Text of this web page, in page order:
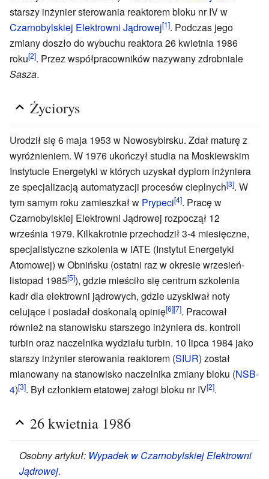
starszy inżynier sterowania reaktorem bloku nr IV w
Czarnobylskiej Elektrowni Jądrowej[1]. Podczas jego
zmiany doszło do wybuchu reaktora 26 kwietnia 1986
roku[2]. Przez współpracowników nazywany zdrobniale
Sasza.
Życiorys
Urodził się 6 maja 1953 w Nowosybirsku. Zdał maturę z
wyróżnieniem. W 1976 ukończył studia na Moskiewskim
Instytucie Energetyki w których uzyskał dyplom inżyniera
ze specjalizacją automatyzacji procesów cieplnych[3]. W
tym samym roku zamieszkał w Prypeci[4]. Pracę w
Czarnobylskiej Elektrowni Jądrowej rozpoczął 12
września 1979. Kilkakrotnie przechodził 3-4 miesięczne,
specjalistyczne szkolenia w IATE (Instytut Energetyki
Atomowej) w Obnińsku (ostatni raz w okresie wrzesień-
listopad 1985[5]), gdzie mieściło się centrum szkolenia
kadr dla elektrowni jądrowych, gdzie uzyskiwał noty
celujące i posiadał doskonalą opinię[6][7]. Pracował
również na stanowisku starszego inżyniera ds. kontroli
turbin oraz naczelnika wydziału turbin. 10 lipca 1984 jako
starszy inżynier sterowania reaktorem (SIUR) został
mianowany na stanowisko naczelnika zmiany bloku (NSB-
4)[3]. Był członkiem etatowej załogi bloku nr IV[2].
26 kwietnia 1986
Osobny artykuł: Wypadek w Czarnobylskiej Elektrowni
Jądrowej.